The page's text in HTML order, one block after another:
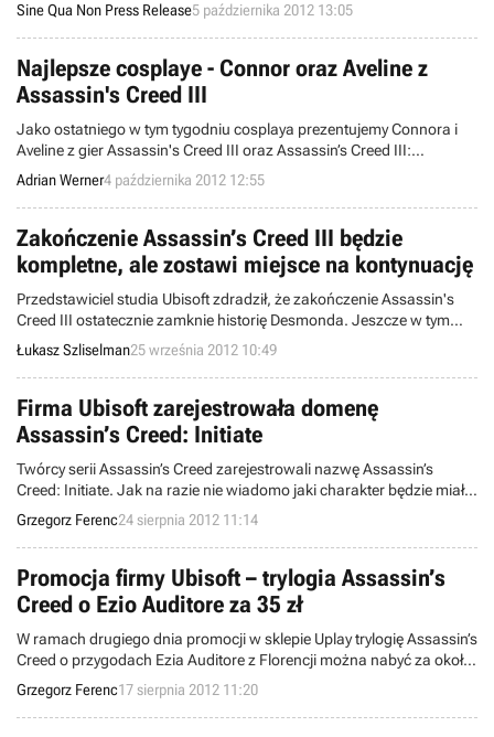
Sine Qua Non Press Release5 października 2012 13:05
Najlepsze cosplaye - Connor oraz Aveline z
Assassin's Creed III
Jako ostatniego w tym tygodniu cosplaya prezentujemy Connora i
Aveline z gier Assassin's Creed III oraz Assassin’s Creed III:
Liberation. W duet ten wcieliło się małżeństwo Boerów.
Adrian Werner4 października 2012 12:55
Zakończenie Assassin’s Creed III będzie
kompletne, ale zostawi miejsce na kontynuację
Przedstawiciel studia Ubisoft zdradził, że zakończenie Assassin's
Creed III ostatecznie zamknie historię Desmonda. Jeszcze w tym
roku poznamy odpowiedzi na pytania związane z fabułą serii. Mimo
to uniwersum Assassin's Creed wciąż będzie otwarte na kolejne gry.
Łukasz Szliselman25 września 2012 10:49
Firma Ubisoft zarejestrowała domenę
Assassin’s Creed: Initiate
Twórcy serii Assassin’s Creed zarejestrowali nazwę Assassin’s
Creed: Initiate. Jak na razie nie wiadomo jaki charakter będzie miała
produkcja firmy Ubisoft o tym tytule.
Grzegorz Ferenc24 sierpnia 2012 11:14
Promocja firmy Ubisoft – trylogia Assassin’s
Creed o Ezio Auditore za 35 zł
W ramach drugiego dnia promocji w sklepie Uplay trylogię Assassin’s
Creed o przygodach Ezia Auditore z Florencji można nabyć za około
35 zł. Zniżką objęto także grę From Dust, dostępną za 3,99 zł.
Grzegorz Ferenc17 sierpnia 2012 11:20